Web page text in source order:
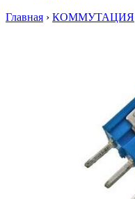
Главная › КОММУТАЦИЯ